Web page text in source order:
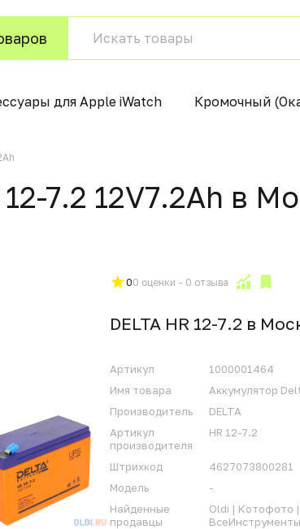
для Apple iWatch Кромочный
7.2 12V7.2Ah в
00 оценки - 0 отзыва
DELTA HR 12-7.2 в
Артикул
1000001464
Имя товара
Аккумулятор
Производитель
DELTA
Артикул
производителя
HR 12-7.2
Штрихкод
4627073800281
Модель
-
Найденные
продавцы
Oldi | Котофото |